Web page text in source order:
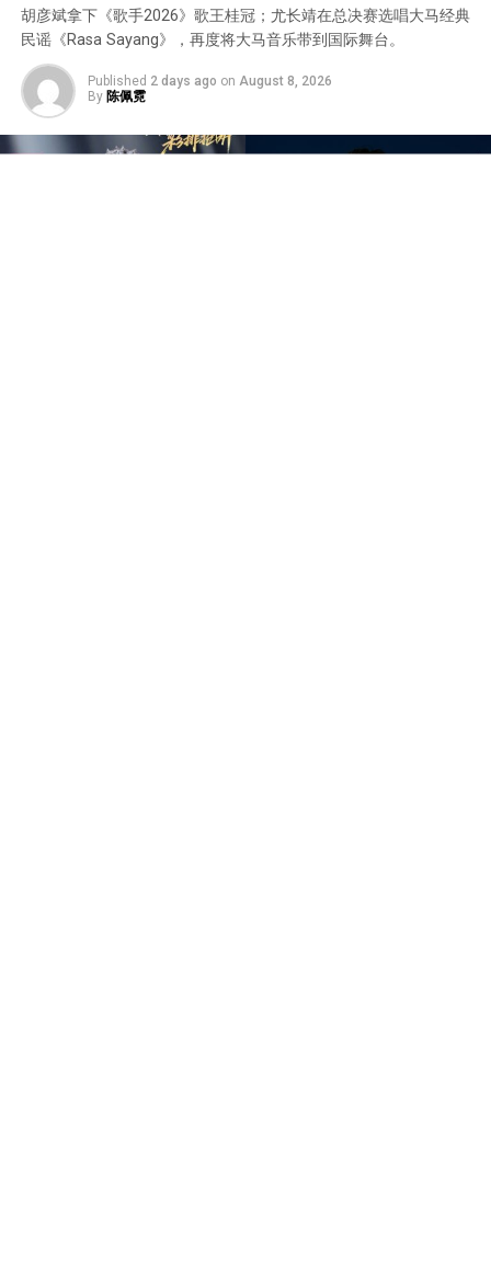
胡彦斌拿下《歌手2026》歌王桂冠；尤长靖在总决赛选唱大马经典
民谣《Rasa Sayang》，再度将大马音乐带到国际舞台。
Published 2 days ago on August 8, 2026
By 陈佩霓